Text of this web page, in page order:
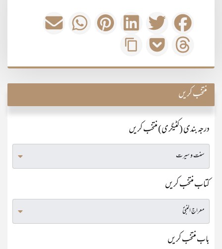
منتخب کریں
درجہ بندی (کٹیگری) منتخب کریں
کتاب منتخب کریں
باب منتخب کریں